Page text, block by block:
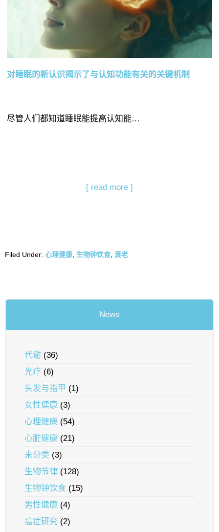
对睡眠的新认识揭示了与认知功能有关的关键机制
尽管人们都知道睡眠能提高认知能…
[ read more ]
Filed Under: 心理健康 生物钟饮食 衰老
News
代谢 (36)
光疗 (6)
头发与指甲 (1)
女性健康 (3)
心理健康 (54)
心脏健康 (21)
未分类 (3)
生物节律 (128)
生物钟饮食 (15)
男性健康 (4)
癌症研究 (2)